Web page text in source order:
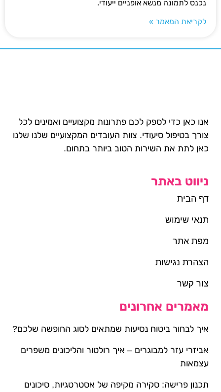
נכנס לתמונה מנשא אופניים ייעודי.
לקריאת המאמר »
אנו כאן כדי לספק לכם פתרונות מקצועיים ואמינים לכל
צורך בטיפול סיעודי. צוות העובדים המקצועיים שלנו שלנו
כאן לתת את השירות הטוב ביותר בתחום.
ניווט באתר
דף הבית
תנאי שימוש
מפת אתר
הצהרת נגישות
צור קשר
מאמרים אחרונים
איך לבחור ביטוח נסיעות שמתאים לסוג החופשה שלכם?
אביזרי עזר למבוגרים – איך רולטור והליכונים משפרים
עצמאות
תכנון פרישה: סקירה מקיפה של אסטרטגיות, סיכונים